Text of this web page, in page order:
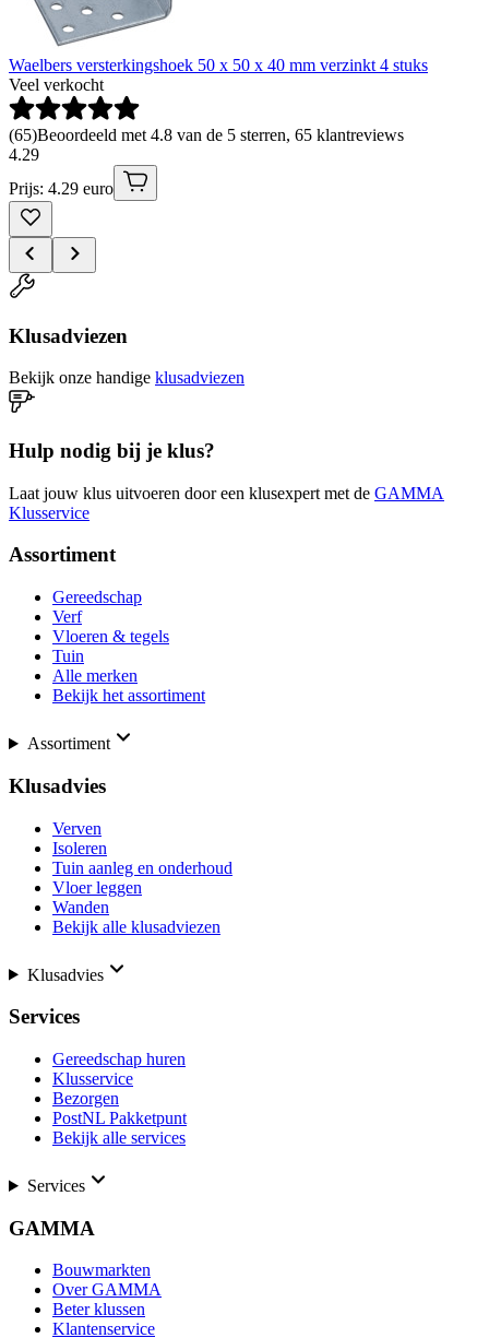
Waelbers versterkingshoek 50 x 50 x 40 mm verzinkt 4 stuks
Veel verkocht
(65)Beoordeeld met 4.8 van de 5 sterren, 65 klantreviews
4.29
Prijs: 4.29 euro
Klusadviezen
Bekijk onze handige klusadviezen
Hulp nodig bij je klus?
Laat jouw klus uitvoeren door een klusexpert met de GAMMA
Klusservice
Assortiment
Gereedschap
Verf
Vloeren & tegels
Tuin
Alle merken
Bekijk het assortiment
Assortiment
Klusadvies
Verven
Isoleren
Tuin aanleg en onderhoud
Vloer leggen
Wanden
Bekijk alle klusadviezen
Klusadvies
Services
Gereedschap huren
Klusservice
Bezorgen
PostNL Pakketpunt
Bekijk alle services
Services
GAMMA
Bouwmarkten
Over GAMMA
Beter klussen
Klantenservice